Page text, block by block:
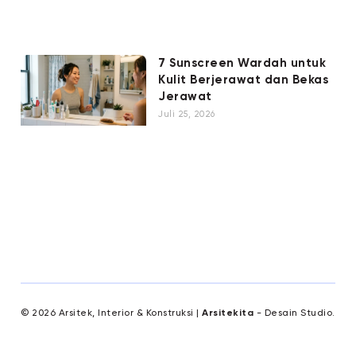
7 Sunscreen Wardah untuk
Kulit Berjerawat dan Bekas
Jerawat
Juli 25, 2026
© 2026 Arsitek, Interior & Konstruksi |Arsitekita - Desain Studio.